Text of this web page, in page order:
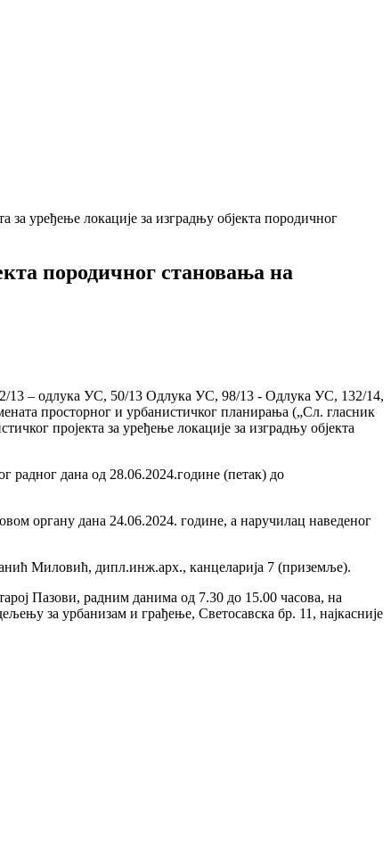
за уређење локације за изградњу објекта породичног
породичног становања на
13 – одлука УС, 50/13 Одлука УС, 98/13 - Одлука УС, 132/14,
просторног и урбанистичког планирања („Сл. гласник
пројекта за уређење локације за изградњу објекта
дана од 28.06.2024.године (петак) до
органу дана 24.06.2024. године, а наручилац наведеног
Миловић, дипл.инж.арх., канцеларија 7 (приземље).
Пазови, радним данима од 7.30 до 15.00 часова, на
за урбанизам и грађење, Светосавска бр. 11, најкасније